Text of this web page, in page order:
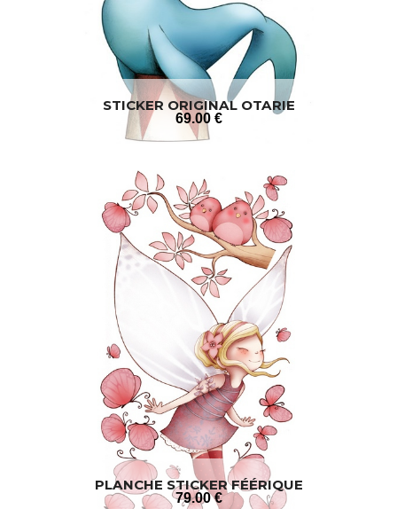
STICKER ORIGINAL OTARIE
69.00 €
PLANCHE STICKER FÉÉRIQUE
79.00 €